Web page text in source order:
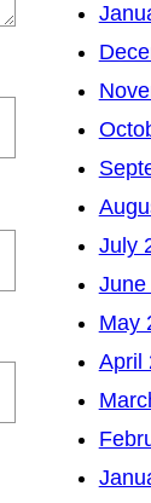
July
June
May
April